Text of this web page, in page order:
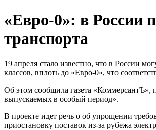
«Евро-0»: в России
транспорта
19 апреля стало известно, что в России
классов, вплоть до «Евро-0», что
Об этом сообщила газета «КоммерсантЪ»,
выпускаемых в особый период».
В проекте идет речь о об упрощении
приостановку поставок из-за рубежа